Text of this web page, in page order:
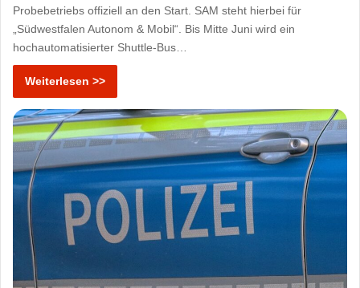
Probebetriebs offiziell an den Start. SAM steht hierbei für
„Südwestfalen Autonom & Mobil“. Bis Mitte Juni wird ein
hochautomatisierter Shuttle-Bus…
Weiterlesen >>